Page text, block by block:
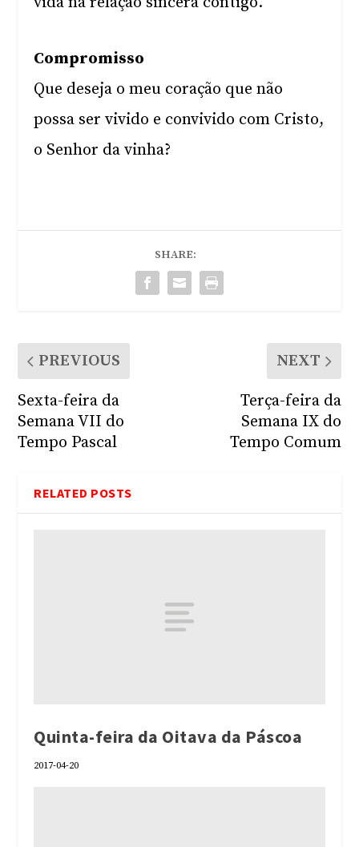
Compromisso
Que deseja o meu coração que não
possa ser vivido e convivido com Cristo,
o Senhor da vinha?
SHARE:
PREVIOUS
Sexta-feira da
Semana VII do
Tempo Pascal
NEXT
Terça-feira da
Semana IX do
Tempo Comum
RELATED POSTS
Quinta-feira da Oitava da Páscoa
2017-04-20